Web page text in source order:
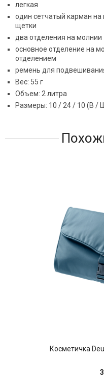
легкая
один сетчатый карман
щетки
два отделения на молнии
основное отделение на
отделением
ремень для
Вес: 55 г
Объем: 2 литра
Размеры: 10 / 24 / 10 (В /
Косметичка